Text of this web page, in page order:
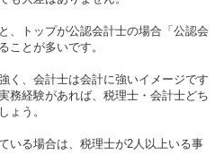
、トップが公認会計士の場合「公認会
ことが多いです。
く、会計士は会計に強いイメージです
務経験があれば、税理士・会計士どち
ょう。
いる場合は、税理士が2人以上いる事